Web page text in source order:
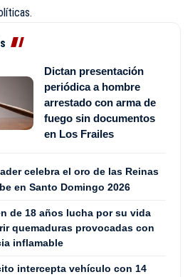
Dictan presentación
periódica a hombre
arrestado con arma de
fuego sin documentos
en Los Frailes
celebra el oro de las Reinas
en Santo Domingo 2026
de 18 años lucha por su vida
quemaduras provocadas con
inflamable
intercepta vehículo con 14